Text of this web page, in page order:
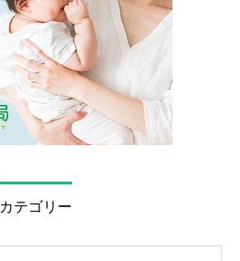
カテゴリー